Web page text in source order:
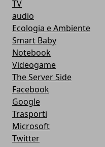
TV
audio
Ecologia e Ambiente
Smart Baby
Notebook
Videogame
The Server Side
Facebook
Google
Trasporti
Microsoft
Twitter